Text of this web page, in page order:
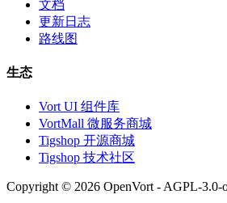
文档
更新日志
路线图
生态
Vort UI 组件库
VortMall 微服务商城
Tigshop 开源商城
Tigshop 技术社区
Copyright © 2026 OpenVort - AGPL-3.0-